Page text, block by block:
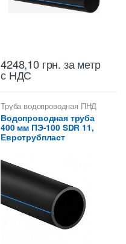
4248,10 грн. за метр
с НДС
Труба водопроводная ПНД
400 мм
Водопроводная труба
400 мм ПЭ-100 SDR 11,
Евротрубпласт